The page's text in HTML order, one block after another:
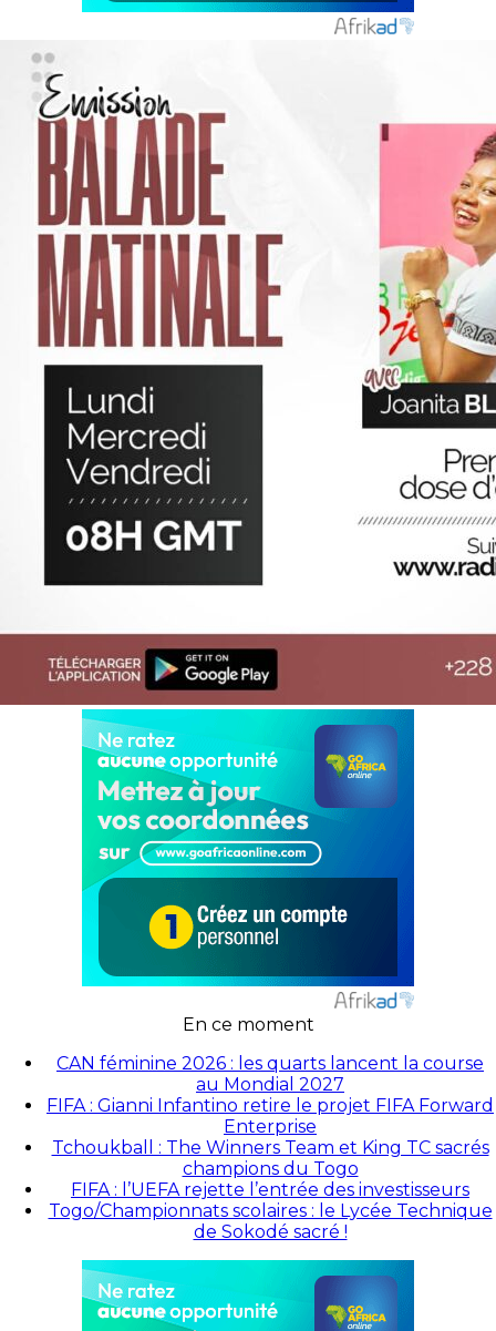
En ce moment
CAN féminine 2026 : les quarts lancent la course
au Mondial 2027
FIFA : Gianni Infantino retire le projet FIFA Forward
Enterprise
Tchoukball : The Winners Team et King TC sacrés
champions du Togo
FIFA : l’UEFA rejette l’entrée des investisseurs
Togo/Championnats scolaires : le Lycée Technique
de Sokodé sacré !